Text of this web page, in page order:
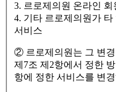
3. 르로제의원 온라인
4. 기타 르로제의원가
서비스
② 르로제의원는 그 변
제7조 제2항에서 정한
항에 정한 서비스를 변